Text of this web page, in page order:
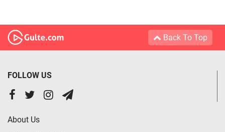
Back To Top
FOLLOW US
About Us